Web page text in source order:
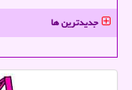
جدیدترین ها